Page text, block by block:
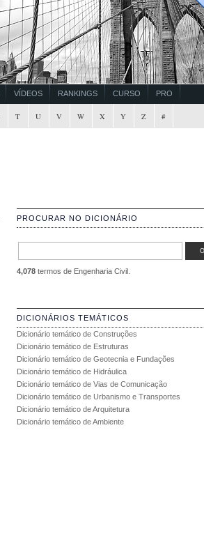
VÍDEOS RANKINGS CURSO PRO
T U V W X Y Z #
PROCURAR NO DICIONÁRIO
4,078termos de Engenharia Civil.
DICIONÁRIOS TEMÁTICOS
Dicionário temático de Construções
Dicionário temático de Estruturas
Dicionário temático de Geotecnia e Fundações
Dicionário temático de Hidráulica
Dicionário temático de Vias de Comunicação
Dicionário temático de Urbanismo e Transportes
Dicionário temático de Arquitetura
Dicionário temático de Ambiente